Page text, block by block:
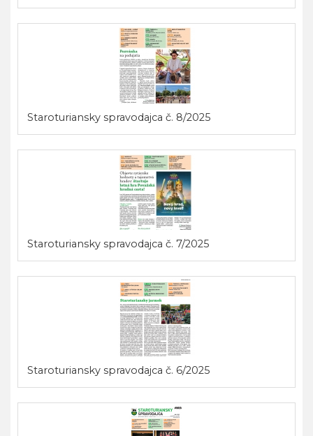
Staroturiansky spravodajca č. 8/2025
Staroturiansky spravodajca č. 7/2025
Staroturiansky spravodajca č. 6/2025